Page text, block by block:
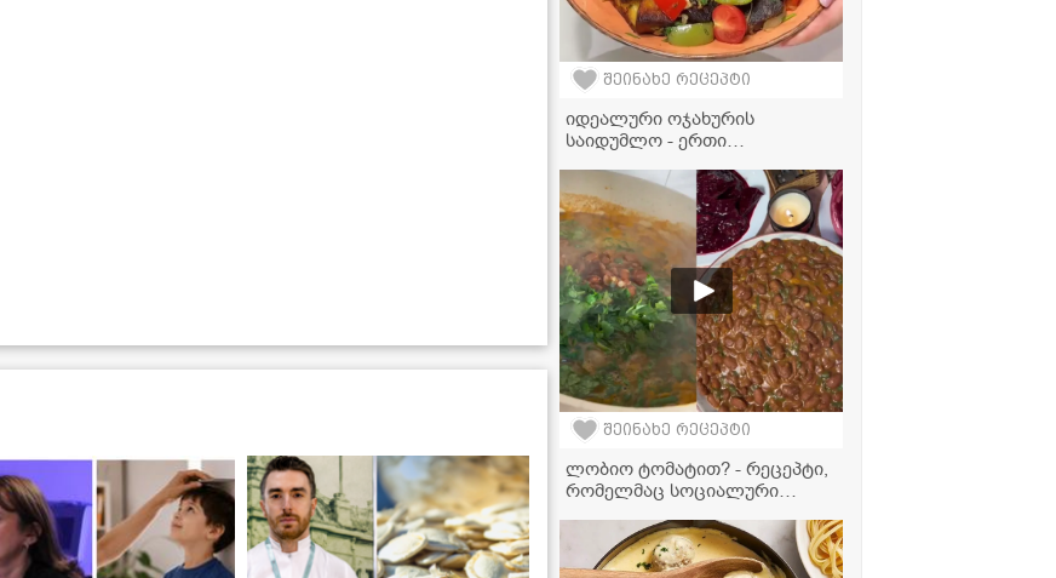
შეინახე რეცეპტი
იდეალური ოჯახურის
საიდუმლო - ერთი
კერძს რესტორნის გემოს
აძლევს!
შეინახე რეცეპტი
ლობიო ტომატით? - რეცეპტი,
რომელმაც სოციალური